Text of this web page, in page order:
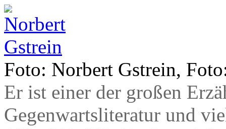
Foto: Norbert Gstrein,
Er ist einer der großen
Gegenwartsliteratur und